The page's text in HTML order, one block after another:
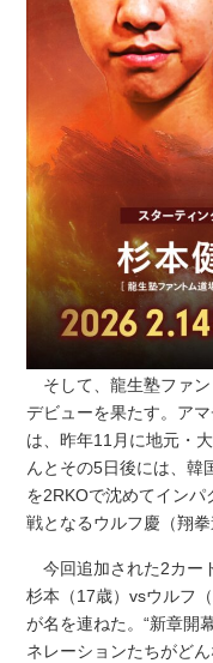
そして、龍生塾ファン
デビューを果たす。ア
は、昨年11月に地元・
んとその5日後には、韓
を2RKOで沈めてイン
戦となるウルフ慶（翔拳
今回追加された2カー
杉本（17歳）vsウルフ
が名を連ねた。“新章開
ネレーションたちがど